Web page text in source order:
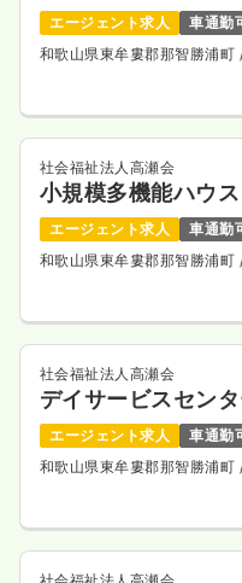
エージェント求人
車通勤
和歌山県東牟婁郡那智勝浦町
社会福祉法人高瀬会
小規模多機能ハウス
エージェント求人
車通勤
和歌山県東牟婁郡那智勝浦町
社会福祉法人高瀬会
デイサービスセン
エージェント求人
車通勤
和歌山県東牟婁郡那智勝浦町